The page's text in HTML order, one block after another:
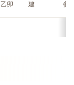
乙卯 建 参